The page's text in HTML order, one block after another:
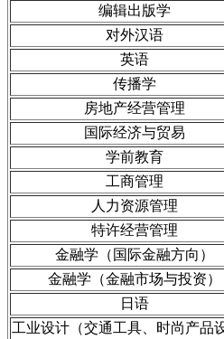
编辑出版学
对外汉语
英语
传播学
房地产经营管理
国际经济与贸易
学前教育
工商管理
人力资源管理
特许经营管理
金融学（国际金融方向）
金融学（金融市场与投资）
日语
工业设计（交通工具、时尚产品